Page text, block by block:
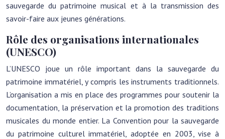
sauvegarde du patrimoine musical et à la transmission des
savoir-faire aux jeunes générations.
Rôle des organisations internationales
(UNESCO)
L’UNESCO joue un rôle important dans la sauvegarde du
patrimoine immatériel, y compris les instruments traditionnels.
L’organisation a mis en place des programmes pour soutenir la
documentation, la préservation et la promotion des traditions
musicales du monde entier. La Convention pour la sauvegarde
du patrimoine culturel immatériel, adoptée en 2003, vise à